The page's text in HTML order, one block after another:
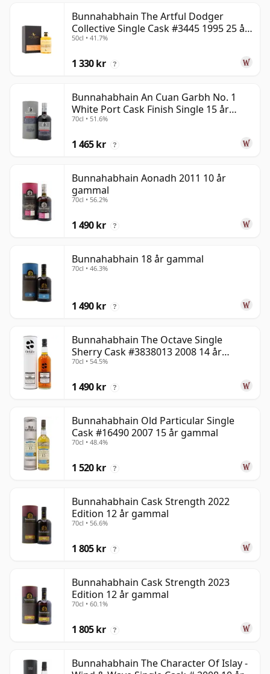
Bunnahabhain The Artful Dodger
Collective Single Cask #3445 1995 25 år
gammal
50cl • 41.7%
1 330 kr ?
Bunnahabhain An Cuan Garbh No. 1
White Port Cask Finish Single 15 år
gammal
70cl • 51.6%
1 465 kr ?
Bunnahabhain Aonadh 2011 10 år
gammal
70cl • 56.2%
1 490 kr ?
Bunnahabhain 18 år gammal
70cl • 46.3%
1 490 kr ?
Bunnahabhain The Octave Single
Sherry Cask #3838013 2008 14 år
gammal
70cl • 54.5%
1 490 kr ?
Bunnahabhain Old Particular Single
Cask #16490 2007 15 år gammal
70cl • 48.4%
1 520 kr ?
Bunnahabhain Cask Strength 2022
Edition 12 år gammal
70cl • 56.6%
1 805 kr ?
Bunnahabhain Cask Strength 2023
Edition 12 år gammal
70cl • 60.1%
1 805 kr ?
Bunnahabhain The Character Of Islay -